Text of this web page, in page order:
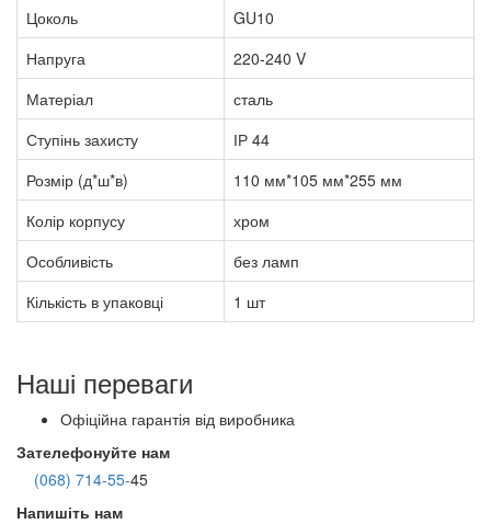
Цоколь
GU10
Напруга
220-240 V
Матеріал
сталь
Ступінь захисту
ІР 44
Розмір (д*ш*в)
110 мм*105 мм*255 мм
Колір корпусу
хром
Особливість
без ламп
Кількість в упаковці
1 шт
Наші переваги
Офіційна гарантія від виробника
Зателефонуйте нам
(068) 714-55-45
Напишіть нам